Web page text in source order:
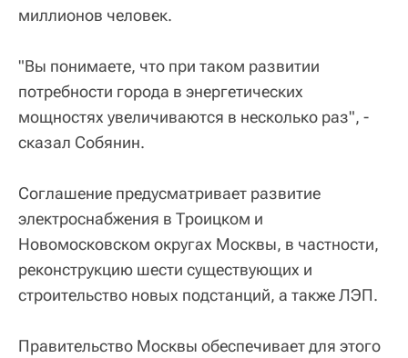
миллионов человек.
"Вы понимаете, что при таком развитии
потребности города в энергетических
мощностях увеличиваются в несколько раз", -
сказал Собянин.
Соглашение предусматривает развитие
электроснабжения в Троицком и
Новомосковском округах Москвы, в частности,
реконструкцию шести существующих и
строительство новых подстанций, а также ЛЭП.
Правительство Москвы обеспечивает для этого